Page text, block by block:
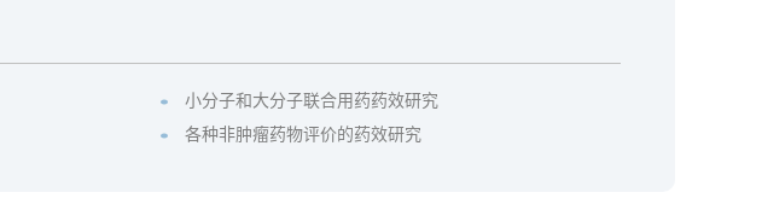
小分子和大分子联合用药药效研究
各种非肿瘤药物评价的药效研究